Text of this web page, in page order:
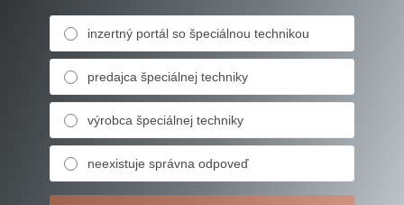
inzertný portál so špeciálnou technikou
predajca špeciálnej techniky
výrobca špeciálnej techniky
neexistuje správna odpoveď